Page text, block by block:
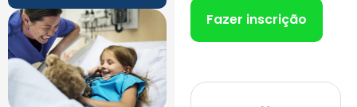
Fazer inscrição